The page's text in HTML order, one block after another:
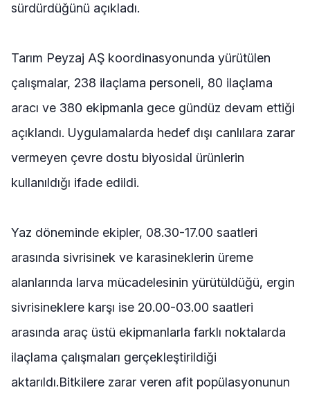
sürdürdüğünü açıkladı.
Tarım Peyzaj AŞ koordinasyonunda yürütülen
çalışmalar, 238 ilaçlama personeli, 80 ilaçlama
aracı ve 380 ekipmanla gece gündüz devam ettiği
açıklandı. Uygulamalarda hedef dışı canlılara zarar
vermeyen çevre dostu biyosidal ürünlerin
kullanıldığı ifade edildi.
Yaz döneminde ekipler, 08.30-17.00 saatleri
arasında sivrisinek ve karasineklerin üreme
alanlarında larva mücadelesinin yürütüldüğü, ergin
sivrisineklere karşı ise 20.00-03.00 saatleri
arasında araç üstü ekipmanlarla farklı noktalarda
ilaçlama çalışmaları gerçekleştirildiği
aktarıldı.Bitkilere zarar veren afit popülasyonunun